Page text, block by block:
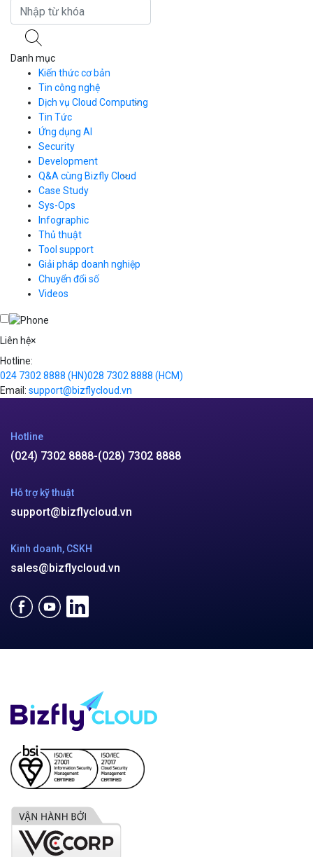
Danh mục
Kiến thức cơ bản
Tin công nghệ
Dịch vụ Cloud Computing
Cloud Server
CDN
Load Balancer
Auto Scaling
Container Registry
Kubernetes
Cloud Database
Call Center
Business Email
Simple Storage
VOD
VPN
Traffic Manager
Cloud VPS
Videos
Tin Tức
Ứng dụng AI
Security
Development
Q&A cùng Bizfly Cloud
Q&A về Bizfly Cloud Server
Thao tác kết nối tới server
Videos
Q&A về Bizfly Business Email
Videos
Case Study
Sys-Ops
Infographic
Thủ thuật
Tool support
Giải pháp doanh nghiệp
Chuyển đổi số
Videos
Liên hệ×
Hotline:
024 7302 8888 (HN)028 7302 8888 (HCM)
Email: support@bizflycloud.vn
Hotline
(024) 7302 8888-(028) 7302 8888
Hỗ trợ kỹ thuật
support@bizflycloud.vn
Kinh doanh, CSKH
sales@bizflycloud.vn